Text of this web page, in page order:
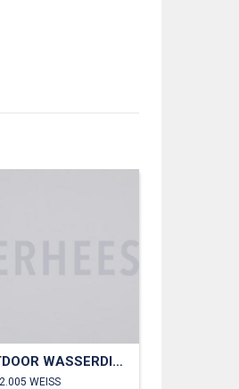
OUTDOOR WASSERDICHT
WEISS